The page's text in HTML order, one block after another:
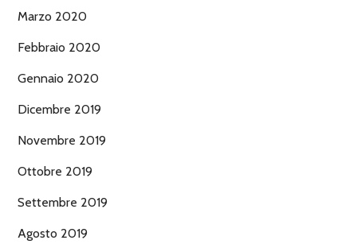
Marzo 2020
Febbraio 2020
Gennaio 2020
Dicembre 2019
Novembre 2019
Ottobre 2019
Settembre 2019
Agosto 2019